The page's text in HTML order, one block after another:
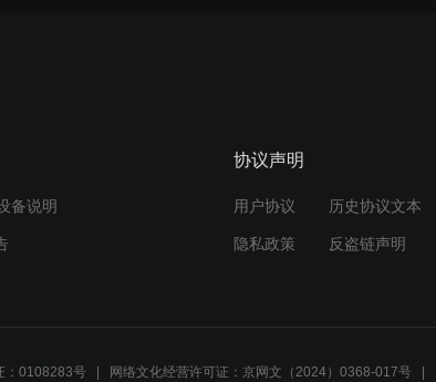
备说明
协议声明
用户协议 历史协议文本
隐私政策 反盗链声明
：0108283号 网络文化经营许可证：京网文（2024）0368-017号